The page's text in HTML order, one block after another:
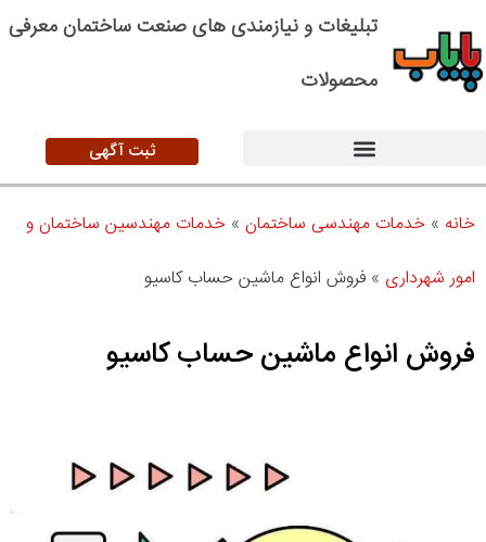
تبلیغات و نیازمندی های صنعت ساختمان معرفی
محصولات
ثبت آگهی
خانه » خدمات مهندسی ساختمان » خدمات مهندسین ساختمان و
امور شهرداری » فروش انواع ماشین حساب کاسیو
فروش انواع ماشین حساب کاسیو